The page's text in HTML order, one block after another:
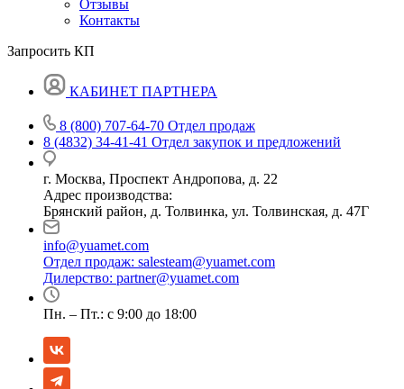
Отзывы
Контакты
Запросить КП
КАБИНЕТ ПАРТНЕРА
8 (800) 707-64-70 Отдел продаж
8 (4832) 34-41-41 Отдел закупок и предложений
г. Москва, Проспект Андропова, д. 22
Адрес производства:
Брянский район, д. Толвинка, ул. Толвинская, д. 47Г
info@yuamet.com
Отдел продаж: salesteam@yuamet.com
Дилерство: partner@yuamet.com
Пн. – Пт.: с 9:00 до 18:00